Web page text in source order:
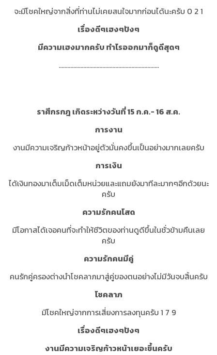
จะมีโชคใหญ่จากสิ่งที่ท่านไม่เคยสนใจมากก่อนได้นะครับ 0 2 1
เรื่องดีๆเฮงๆปังๆ
มีความเฮงมากครับ ทำไรออกมาก็ดูดีสุดๆ
.....................................................................
ราศีกรกฎ เกิดระหว่างวันที่ 15 ก.ค.- 16 ส.ค.
การงาน
งานมีความเจริญก้าวหน้าอยู่ตัวมั่นคงขึ้นเป็นอย่างมากเลยครับ
การเงิน
ได้เงินทองมาเต็มเม็ดเต็มหน่วยและแถมยังมาทีละมากๆอีกด้วยนะ
ครับ
ความรักคนโสด
มีโอกาสได้เจอคนที่จะทำให้ชีวิตของท่านดูดีขึ้นในชั่วข้ามคืนเลย
ครับ
ความรักคนมีคู่
คนรักคู่ครองต่างนำโชคลาภมาสู่คู่ของตนอย่างไม่มีวันจบสิ้นครับ
โชคลาภ
มีโชคใหญ่จากการเสี่ยงการลงทุนครับ 1 7 9
เรื่องดีๆเฮงๆปังๆ
งานมีความเจริญก้าวหน้าเยอะขึ้นครับ